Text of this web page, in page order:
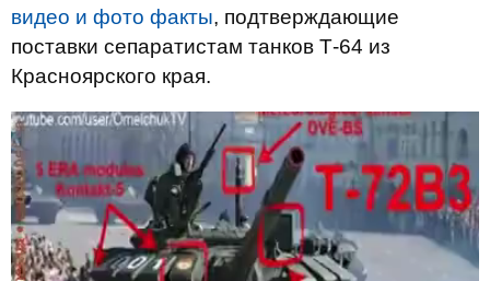
видео и фото факты, подтверждающие
поставки сепаратистам танков Т-64 из
Красноярского края.